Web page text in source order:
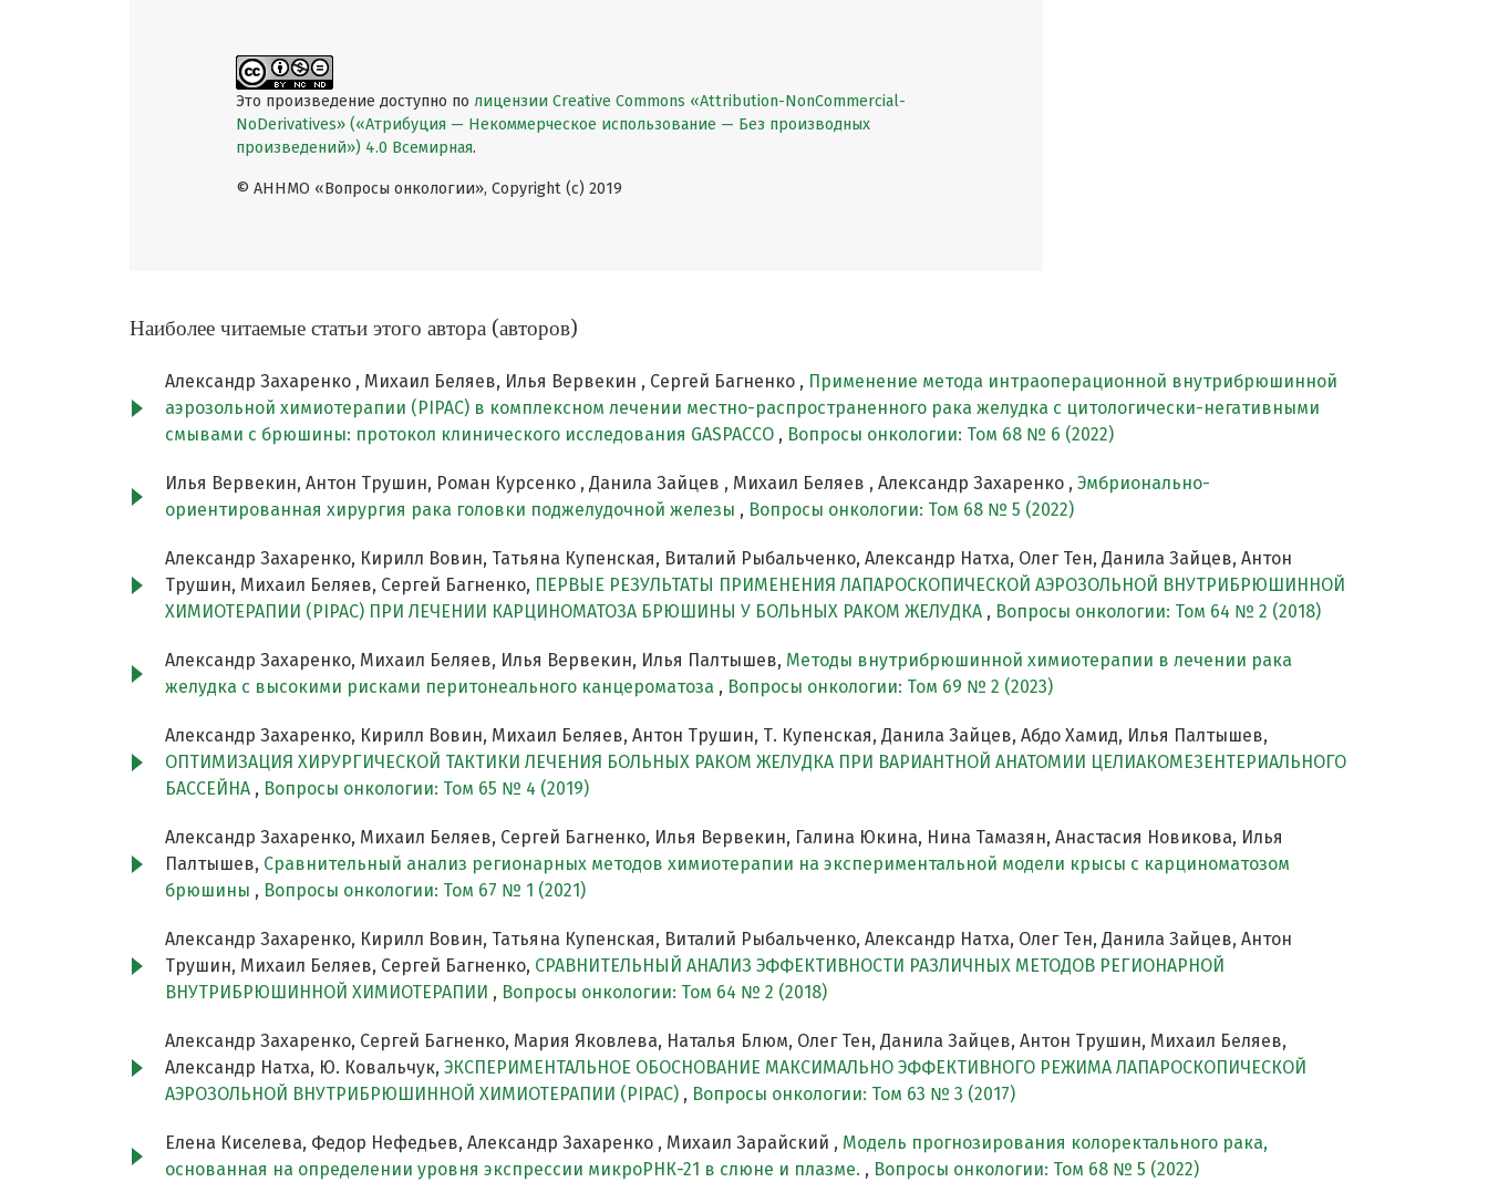
Это произведение доступно по лицензии Creative Commons «Attribution-NonCommercial-
NoDerivatives» («Атрибуция — Некоммерческое использование — Без производных
произведений») 4.0 Всемирная.
© АННМО «Вопросы онкологии», Copyright (c) 2019
Наиболее читаемые статьи этого автора (авторов)
Александр Захаренко , Михаил Беляев, Илья Вервекин , Сергей Багненко , Применение метода интраоперационной внутрибрюшинной
аэрозольной химиотерапии (PIPAC) в комплексном лечении местно-распространенного рака желудка с цитологически-негативными
смывами с брюшины: протокол клинического исследования GASPACCO , Вопросы онкологии: Том 68 № 6 (2022)
Илья Вервекин, Антон Трушин, Роман Курсенко , Данила Зайцев , Михаил Беляев , Александр Захаренко , Эмбрионально-
ориентированная хирургия рака головки поджелудочной железы , Вопросы онкологии: Том 68 № 5 (2022)
Александр Захаренко, Кирилл Вовин, Татьяна Купенская, Виталий Рыбальченко, Александр Натха, Олег Тен, Данила Зайцев, Антон
Трушин, Михаил Беляев, Сергей Багненко, ПЕРВЫЕ РЕЗУЛЬТАТЫ ПРИМЕНЕНИЯ ЛАПАРОСКОПИЧЕСКОЙ АЭРОЗОЛЬНОЙ ВНУТРИБРЮШИННОЙ
ХИМИОТЕРАПИИ (PIPAC) ПРИ ЛЕЧЕНИИ КАРЦИНОМАТОЗА БРЮШИНЫ У БОЛЬНЫХ РАКОМ ЖЕЛУДКА , Вопросы онкологии: Том 64 № 2 (2018)
Александр Захаренко, Михаил Беляев, Илья Вервекин, Илья Палтышев, Методы внутрибрюшинной химиотерапии в лечении рака
желудка с высокими рисками перитонеального канцероматоза , Вопросы онкологии: Том 69 № 2 (2023)
Александр Захаренко, Кирилл Вовин, Михаил Беляев, Антон Трушин, Т. Купенская, Данила Зайцев, Абдо Хамид, Илья Палтышев,
ОПТИМИЗАЦИЯ ХИРУРГИЧЕСКОЙ ТАКТИКИ ЛЕЧЕНИЯ БОЛЬНЫХ РАКОМ ЖЕЛУДКА ПРИ ВАРИАНТНОЙ АНАТОМИИ ЦЕЛИАКОМЕЗЕНТЕРИАЛЬНОГО
БАССЕЙНА , Вопросы онкологии: Том 65 № 4 (2019)
Александр Захаренко, Михаил Беляев, Сергей Багненко, Илья Вервекин, Галина Юкина, Нина Тамазян, Анастасия Новикова, Илья
Палтышев, Сравнительный анализ регионарных методов химиотерапии на экспериментальной модели крысы с карциноматозом
брюшины , Вопросы онкологии: Том 67 № 1 (2021)
Александр Захаренко, Кирилл Вовин, Татьяна Купенская, Виталий Рыбальченко, Александр Натха, Олег Тен, Данила Зайцев, Антон
Трушин, Михаил Беляев, Сергей Багненко, СРАВНИТЕЛЬНЫЙ АНАЛИЗ ЭФФЕКТИВНОСТИ РАЗЛИЧНЫХ МЕТОДОВ РЕГИОНАРНОЙ
ВНУТРИБРЮШИННОЙ ХИМИОТЕРАПИИ , Вопросы онкологии: Том 64 № 2 (2018)
Александр Захаренко, Сергей Багненко, Мария Яковлева, Наталья Блюм, Олег Тен, Данила Зайцев, Антон Трушин, Михаил Беляев,
Александр Натха, Ю. Ковальчук, ЭКСПЕРИМЕНТАЛЬНОЕ ОБОСНОВАНИЕ МАКСИМАЛЬНО ЭФФЕКТИВНОГО РЕЖИМА ЛАПАРОСКОПИЧЕСКОЙ
АЭРОЗОЛЬНОЙ ВНУТРИБРЮШИННОЙ ХИМИОТЕРАПИИ (PIPAC) , Вопросы онкологии: Том 63 № 3 (2017)
Елена Киселева, Федор Нефедьев, Александр Захаренко , Михаил Зарайский , Модель прогнозирования колоректального рака,
основанная на определении уровня экспрессии микроРНК-21 в слюне и плазме. , Вопросы онкологии: Том 68 № 5 (2022)